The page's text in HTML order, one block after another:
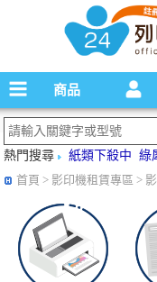
碳粉匣，墨水匣,原廠碳粉匣，
商品
熱門搜尋 紙類下殺中 綠
首頁 > 影印機租賃專區 >